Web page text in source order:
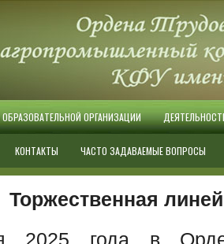
ОРГАНИЗАЦИИ
КОНТАКТЫ ЧАСТО ЗАДАВАЕМЫЕ ВОПРОСЫ
Торжественная
2025 года в